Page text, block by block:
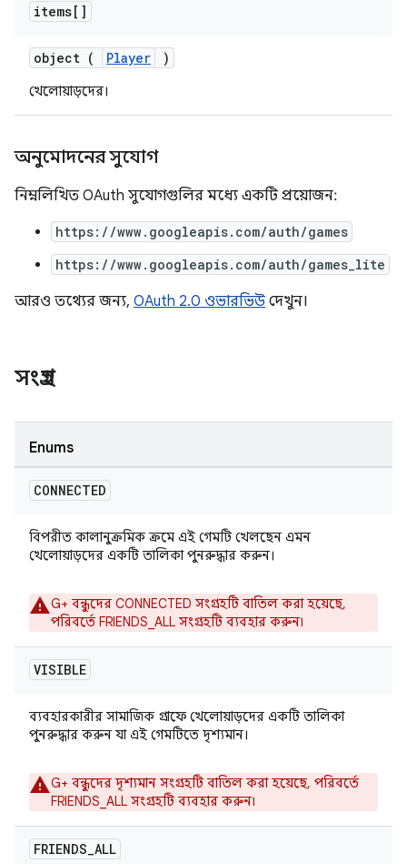
items[]
object ( Player )
খেলোয়াড়দের।
অনুমোদনের সুযোগ
নিম্নলিখিত OAuth সুযোগগুলির মধ্যে একটি প্রয়োজন:
https://www.googleapis.com/auth/games
https://www.googleapis.com/auth/games_lite
আরও তথ্যের জন্য, OAuth 2.0 ওভারভিউ দেখুন।
সংগ্রহ
Enums
CONNECTED
বিপরীত কালানুক্রমিক ক্রমে এই গেমটি খেলছেন এমন
খেলোয়াড়দের একটি তালিকা পুনরুদ্ধার করুন।
G+ বন্ধুদের CONNECTED সংগ্রহটি বাতিল করা হয়েছে,
পরিবর্তে FRIENDS_ALL সংগ্রহটি ব্যবহার করুন৷
VISIBLE
ব্যবহারকারীর সামাজিক গ্রাফে খেলোয়াড়দের একটি তালিকা
পুনরুদ্ধার করুন যা এই গেমটিতে দৃশ্যমান।
G+ বন্ধুদের দৃশ্যমান সংগ্রহটি বাতিল করা হয়েছে, পরিবর্তে
FRIENDS_ALL সংগ্রহটি ব্যবহার করুন৷
FRIENDS_ALL